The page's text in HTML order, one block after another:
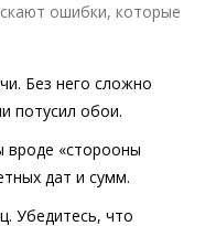
ошибки, которые
Без него сложно
потусил обои.
вроде «сторооны
дат и сумм.
Убедитесь, что